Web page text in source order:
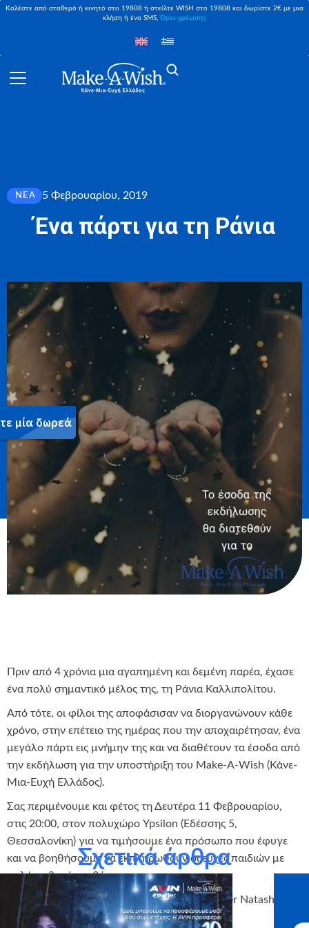
Καλέστε από σταθερό ή κινητό στο 19808 ή στείλτε WISH στο 19808 και δωρίστε 2€ με μια
κλήση ή ένα SMS,Όροι χρέωσης
ΝΈΑ 5 Φεβρουαρίου, 2019
Ένα πάρτι για τη Ράνια
Πριν από 4 χρόνια μια αγαπημένη και δεμένη παρέα, έχασε
ένα πολύ σημαντικό μέλος της, τη Ράνια Καλλιπολίτου.
Από τότε, οι φίλοι της αποφάσισαν να διοργανώνουν κάθε
χρόνο, στην επέτειο της ημέρας που την αποχαιρέτησαν, ένα
μεγάλο πάρτι εις μνήμην της και να διαθέτουν τα έσοδα από
την εκδήλωση για την υποστήριξη του Make-A-Wish (Κάνε-
Μια-Ευχή Ελλάδος).
Σας περιμένουμε και φέτος τη Δευτέρα 11 Φεβρουαρίου,
στις 20:00, στον πολυχώρο Ypsilon (Εδέσσης 5,
Θεσσαλονίκη) για να τιμήσουμε ένα πρόσωπο που έφυγε
και να βοηθήσουμε να εκπληρωθούν οι ευχές παιδιών με
πολύ σοβαρές ασθένειες.
Μαζί μας θα βρίσκεται και η αγαπητή You tuber Natasha
Kay.
Σχετικά άρθρα